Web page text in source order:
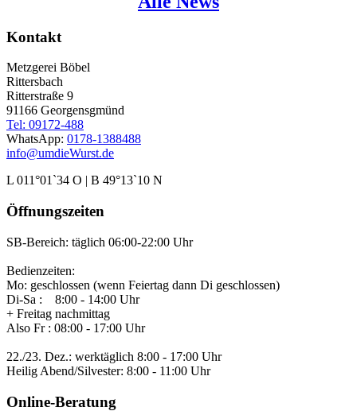
Kontakt
Metzgerei Böbel
Rittersbach
Ritterstraße 9
91166 Georgensgmünd
Tel: 09172-488
WhatsApp: 0178-1388488
info@umdieWurst.de
L 011°01`34 O | B 49°13`10 N
Öffnungszeiten
SB-Bereich: täglich 06:00-22:00 Uhr
Bedienzeiten:
Mo: geschlossen (wenn Feiertag dann Di geschlossen)
Di-Sa : 8:00 - 14:00 Uhr
+ Freitag nachmittag
Also Fr : 08:00 - 17:00 Uhr
22./23. Dez.: werktäglich 8:00 - 17:00 Uhr
Heilig Abend/Silvester: 8:00 - 11:00 Uhr
Online-Beratung